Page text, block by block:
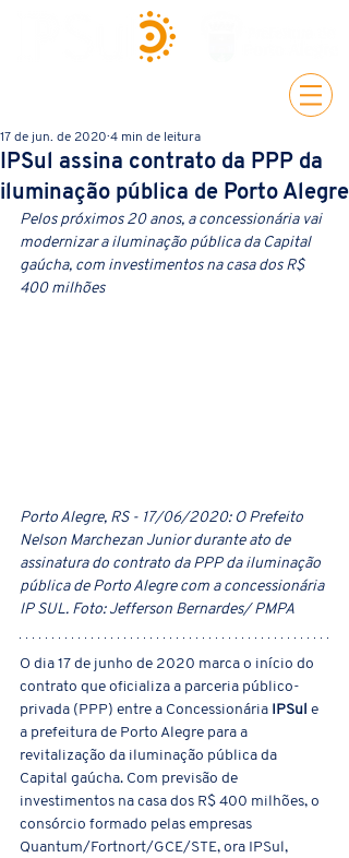
IPSul assina contrato da PPP da
iluminação pública de Porto Alegre
17 de jun. de 2020 4 min de leitura
Pelos próximos 20 anos, a concessionária vai
modernizar a iluminação pública da Capital
gaúcha, com investimentos na casa dos R$
400 milhões
Porto Alegre, RS - 17/06/2020: O Prefeito
Nelson Marchezan Junior durante ato de
assinatura do contrato da PPP da iluminação
pública de Porto Alegre com a concessionária
IP SUL. Foto: Jefferson Bernardes/ PMPA
O dia 17 de junho de 2020 marca o início do
contrato que oficializa a parceria público-
privada (PPP) entre a Concessionária IPSul e
a prefeitura de Porto Alegre para a
revitalização da iluminação pública da
Capital gaúcha. Com previsão de
investimentos na casa dos R$ 400 milhões, o
consórcio formado pelas empresas
Quantum/Fortnort/GCE/STE, ora IPSul,